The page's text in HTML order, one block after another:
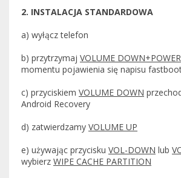
2. INSTALACJA STANDARDOWA
a) wyłącz telefon
b) przytrzymaj VOLUME DOWN+POWER
momentu pojawienia się napisu
c) przyciskiem VOLUME DOWN
Android Recovery
d) zatwierdzamy VOLUME UP
e) używając przycisku VOL-DOWN lub
wybierz WIPE CACHE PARTITION